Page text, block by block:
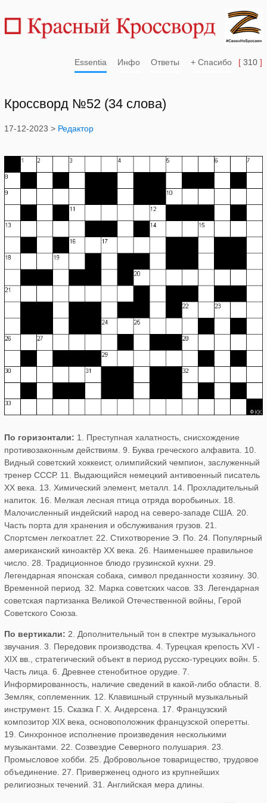
Essentia Инфо Ответы + Спасибо [ 310 ]
Кроссворд №52 (34 слова)
17-12-2023 > Редактор
По горизонтали: 1. Преступная халатность, снисхождение
противозаконным действиям. 9. Буква греческого алфавита. 10.
Видный советский хоккеист, олимпийский чемпион, заслуженный
тренер СССР. 11. Выдающийся немецкий антивоенный писатель
XX века. 13. Химический элемент, металл. 14. Прохладительный
напиток. 16. Мелкая лесная птица отряда воробьиных. 18.
Малочисленный индейский народ на северо-западе США. 20.
Часть порта для хранения и обслуживания грузов. 21.
Спортсмен легкоатлет. 22. Стихотворение Э. По. 24. Популярный
американский киноактёр ХХ века. 26. Наименьшее правильное
число. 28. Традиционное блюдо грузинской кухни. 29.
Легендарная японская собака, символ преданности хозяину. 30.
Временной период. 32. Марка советских часов. 33. Легендарная
советская партизанка Великой Отечественной войны, Герой
Советского Союза.
По вертикали: 2. Дополнительный тон в спектре музыкального
звучания. 3. Передовик производства. 4. Турецкая крепость XVI -
XIX вв., стратегический объект в период русско-турецких войн. 5.
Часть лица. 6. Древнее стенобитное орудие. 7.
Информированность, наличие сведений в какой-либо области. 8.
Земляк, соплеменник. 12. Клавишный струнный музыкальный
инструмент. 15. Сказка Г. Х. Андерсена. 17. Французский
композитор XIX века, основоположник французской оперетты.
19. Синхронное исполнение произведения несколькими
музыкантами. 22. Созвездие Северного полушария. 23.
Промысловое хобби. 25. Добровольное товарищество, трудовое
объединение. 27. Приверженец одного из крупнейших
религиозных течений. 31. Английская мера длины.